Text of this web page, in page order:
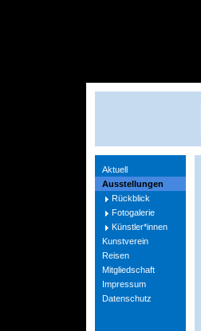
Aktuell
Ausstellungen
Rückblick
Fotogalerie
Künstler*innen
Kunstverein
Reisen
Mitgliedschaft
Impressum
Datenschutz